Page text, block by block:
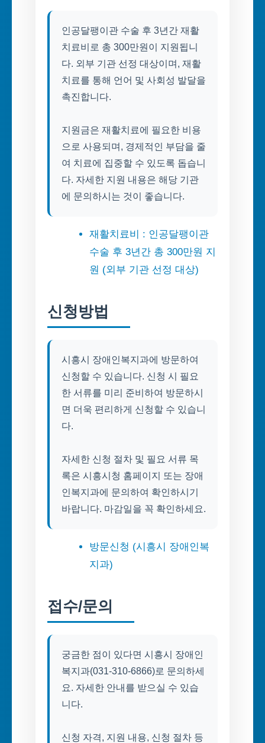
인공달팽이관 수술 후 3년간 재활
치료비로 총 300만원이 지원됩니
다. 외부 기관 선정 대상이며, 재활
치료를 통해 언어 및 사회성 발달을
촉진합니다.
지원금은 재활치료에 필요한 비용
으로 사용되며, 경제적인 부담을 줄
여 치료에 집중할 수 있도록 돕습니
다. 자세한 지원 내용은 해당 기관
에 문의하시는 것이 좋습니다.
재활치료비 : 인공달팽이관
수술 후 3년간 총 300만원 지
원 (외부 기관 선정 대상)
신청방법
시흥시 장애인복지과에 방문하여
신청할 수 있습니다. 신청 시 필요
한 서류를 미리 준비하여 방문하시
면 더욱 편리하게 신청할 수 있습니
다.
자세한 신청 절차 및 필요 서류 목
록은 시흥시청 홈페이지 또는 장애
인복지과에 문의하여 확인하시기
바랍니다. 마감일을 꼭 확인하세요.
방문신청 (시흥시 장애인복
지과)
접수/문의
궁금한 점이 있다면 시흥시 장애인
복지과(031-310-6866)로 문의하세
요. 자세한 안내를 받으실 수 있습
니다.
신청 자격, 지원 내용, 신청 절차 등